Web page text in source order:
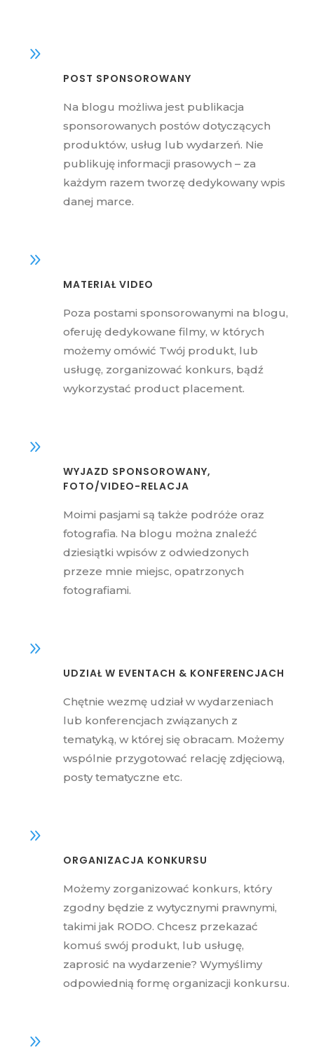
POST SPONSOROWANY
Na blogu możliwa jest publikacja
sponsorowanych postów dotyczących
produktów, usług lub wydarzeń. Nie
publikuję informacji prasowych – za
każdym razem tworzę dedykowany wpis
danej marce.
MATERIAŁ VIDEO
Poza postami sponsorowanymi na blogu,
oferuję dedykowane filmy, w których
możemy omówić Twój produkt, lub
usługę, zorganizować konkurs, bądź
wykorzystać product placement.
WYJAZD SPONSOROWANY,
FOTO/VIDEO-RELACJA
Moimi pasjami są także podróże oraz
fotografia. Na blogu można znaleźć
dziesiątki wpisów z odwiedzonych
przeze mnie miejsc, opatrzonych
fotografiami.
UDZIAŁ W EVENTACH & KONFERENCJACH
Chętnie wezmę udział w wydarzeniach
lub konferencjach związanych z
tematyką, w której się obracam. Możemy
wspólnie przygotować relację zdjęciową,
posty tematyczne etc.
ORGANIZACJA KONKURSU
Możemy zorganizować konkurs, który
zgodny będzie z wytycznymi prawnymi,
takimi jak RODO. Chcesz przekazać
komuś swój produkt, lub usługę,
zaprosić na wydarzenie? Wymyślimy
odpowiednią formę organizacji konkursu.